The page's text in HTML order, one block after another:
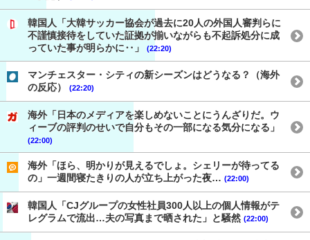
韓国人「大韓サッカー協会が過去に20人の外国人審判らに
不謹慎接待をしていた証拠が揃いながらも不起訴処分に成
っていた事が明らかに‥」
(22:20)
マンチェスター・シティの新シーズンはどうなる？（海外
の反応）
(22:20)
海外「日本のメディアを楽しめないことにうんざりだ。ウ
ィーブの評判のせいで自分もその一部になる気分になる」
(22:00)
海外「ほら、明かりが見えるでしょ。シェリーが待ってる
の」一週間寝たきりの人が立ち上がった夜… (22:00)
韓国人「CJグループの女性社員300人以上の個人情報がテ
レグラムで流出…夫の写真まで晒された」と騒然 (22:00)